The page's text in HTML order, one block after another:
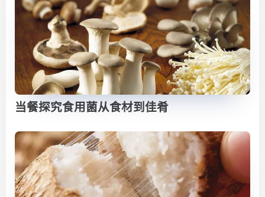
当餐探究食用菌从食材到佳肴